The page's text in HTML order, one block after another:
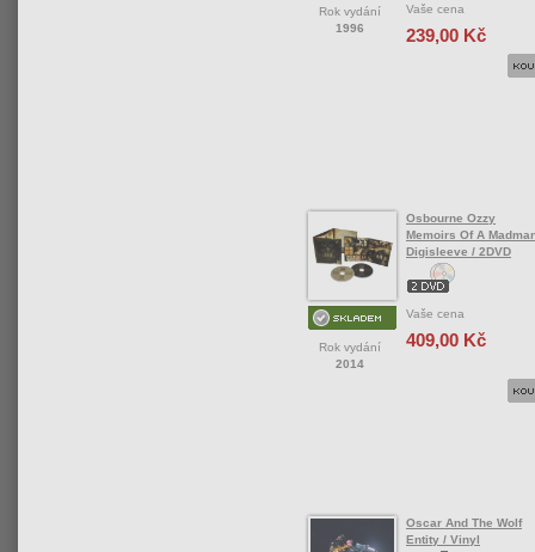
Rok vydání
1996
Vaše cena
239,00 Kč
Rok vydání
2014
Osbourne Ozzy
Memoirs Of A
Digisleeve / 2DVD
Vaše cena
409,00 Kč
Oscar And The Wolf
Entity / Vinyl